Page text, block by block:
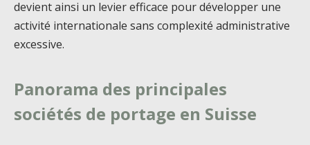
devient ainsi un levier efficace pour développer une
activité internationale sans complexité administrative
excessive.
Panorama des principales
sociétés de portage en Suisse